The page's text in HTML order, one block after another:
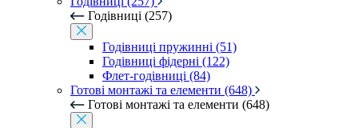
Годівниці (257)
Годівниці пружинні (51)
Годівниці фідерні (122)
Флет-годівниці (84)
Готові монтажі та елементи (648)
Готові монтажі та елементи (648)